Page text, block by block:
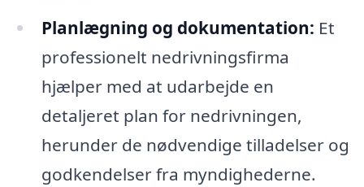
Planlægning og dokumentation: Et
professionelt nedrivningsfirma
hjælper med at udarbejde en
detaljeret plan for nedrivningen,
herunder de nødvendige tilladelser og
godkendelser fra myndighederne.